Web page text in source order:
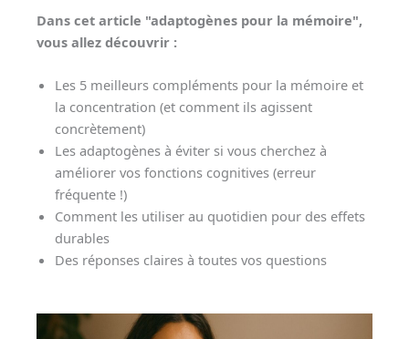
Dans cet article "adaptogènes pour la mémoire",
vous allez découvrir :
Les 5 meilleurs compléments pour la mémoire et
la concentration (et comment ils agissent
concrètement)
Les adaptogènes à éviter si vous cherchez à
améliorer vos fonctions cognitives (erreur
fréquente !)
Comment les utiliser au quotidien pour des effets
durables
Des réponses claires à toutes vos questions